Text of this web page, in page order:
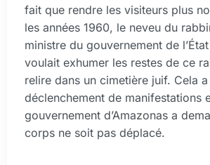
fait que rendre les visiteurs plus
les années 1960, le neveu du
ministre du gouvernement de l’État
voulait exhumer les restes de ce
relire dans un cimetière juif. Cela
déclenchement de manifestations
gouvernement d’Amazonas a
corps ne soit pas déplacé.